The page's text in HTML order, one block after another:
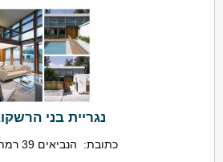
נגריית בני
כתובת:
הנביאים 39 רמת השרון